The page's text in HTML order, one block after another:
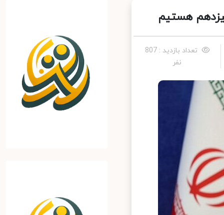
هستیم
تعداد بازدید : 807
نفر